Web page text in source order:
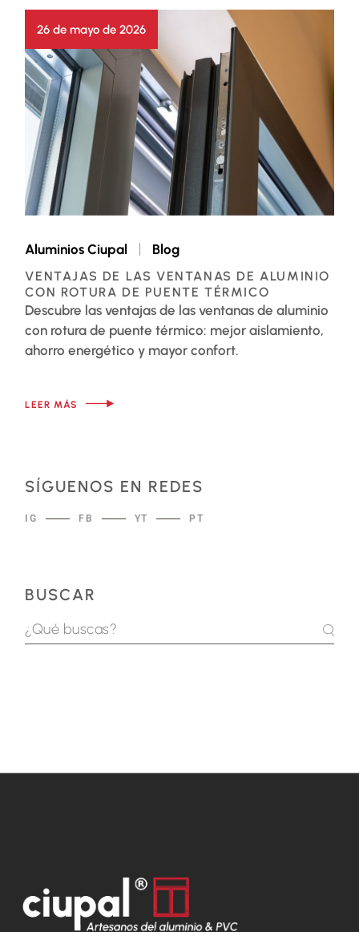
26 de mayo de 2026
Aluminios Ciupal Blog
VENTAJAS DE LAS VENTANAS DE ALUMINIO
CON ROTURA DE PUENTE TÉRMICO
Descubre las ventajas de las ventanas de aluminio
con rotura de puente térmico: mejor aislamiento,
ahorro energético y mayor confort.
LEER MÁS
SÍGUENOS EN REDES
IG FB YT PT
BUSCAR